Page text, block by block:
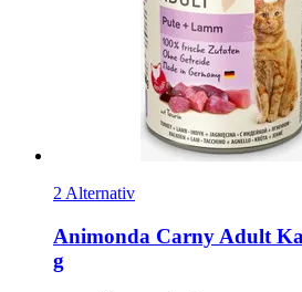
2 Alternativ
Animonda Carny Adult
g